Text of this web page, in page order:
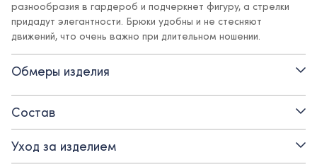
разнообразия в гардероб и подчеркнет фигуру, а стрелки
придадут элегантности. Брюки удобны и не стесняют
движений, что очень важно при длительном ношении.
Детали:
- регулируемая резинка в поясе
- стрелки прострочены тонким швом, их не нужно специально
Обмеры изделия
Состав
Уход за изделием